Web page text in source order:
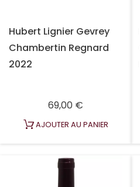
Hubert Lignier Gevrey
Chambertin Regnard
2022
69,00 €
AJOUTER AU PANIER